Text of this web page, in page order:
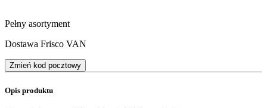
Pełny asortyment
Dostawa Frisco VAN
Zmień kod pocztowy
Opis produktu